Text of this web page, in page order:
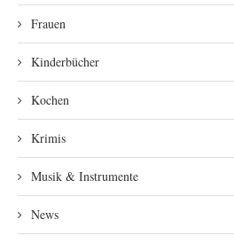
Frauen
Kinderbücher
Kochen
Krimis
Musik & Instrumente
News